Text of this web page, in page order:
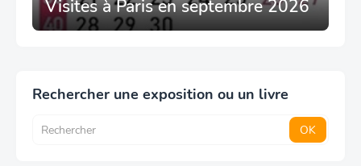
Visites à Paris en septembre 2026
Rechercher une exposition ou un livre